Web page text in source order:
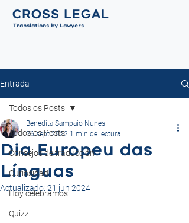
Translations by Lawyers
CROSS LEGAL
Entrada
Todos os Posts
Consejos de traducción
Curiosidad
Hoy celebramos
Quizz
Todos os Posts
Dia Europeu das
Línguas
Benedita Sampaio Nunes
26 sept 2022 1 min de lectura
Actualizado: 21 jun 2024